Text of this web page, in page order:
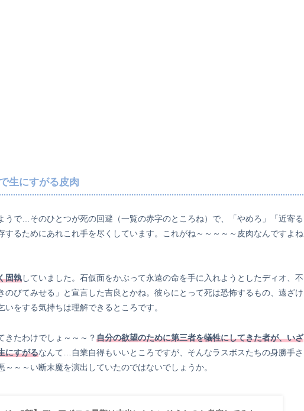
生にすがる皮肉
うで…そのひとつが死の回避（一覧の赤字のところね）で、「やめろ」「近寄る
するためにあれこれ手を尽くしています。これがね～～～～～皮肉なんですよね
固執していました。石仮面をかぶって永遠の命を手に入れようとしたディオ、不
びてみせる」と宣言した吉良とかね。彼らにとって死は恐怖するもの、遠ざけ
をする気持ちは理解できるところです。
きたわけでしょ～～～？自分の欲望のために第三者を犠牲にしてきた者が、いざ
にすがるなんて…自業自得もいいところですが、そんなラスボスたちの身勝手さ
～～い断末魔を演出していたのではないでしょうか。